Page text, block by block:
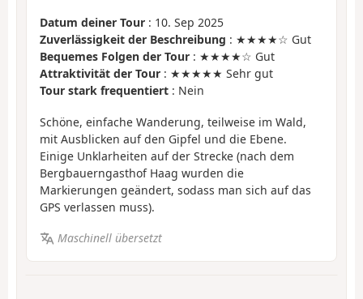
Datum deiner Tour : 10. Sep 2025
Zuverlässigkeit der Beschreibung : ★★★★☆ Gut
Bequemes Folgen der Tour : ★★★★☆ Gut
Attraktivität der Tour : ★★★★★ Sehr gut
Tour stark frequentiert : Nein
Schöne, einfache Wanderung, teilweise im Wald,
mit Ausblicken auf den Gipfel und die Ebene.
Einige Unklarheiten auf der Strecke (nach dem
Bergbauerngasthof Haag wurden die
Markierungen geändert, sodass man sich auf das
GPS verlassen muss).
Maschinell übersetzt